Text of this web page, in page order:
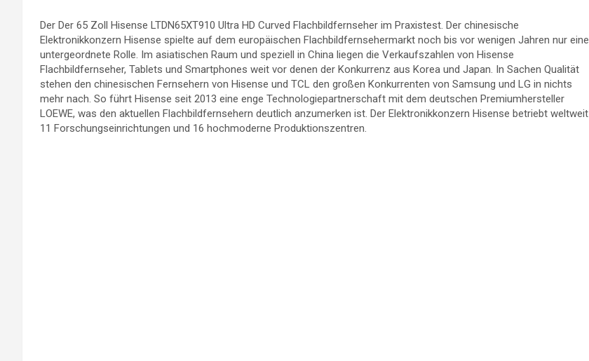
Der Der 65 Zoll Hisense LTDN65XT910 Ultra HD Curved Flachbildfernseher im Praxistest. Der chinesische
Elektronikkonzern Hisense spielte auf dem europäischen Flachbildfernsehermarkt noch bis vor wenigen Jahren nur eine
untergeordnete Rolle. Im asiatischen Raum und speziell in China liegen die Verkaufszahlen von Hisense
Flachbildfernseher, Tablets und Smartphones weit vor denen der Konkurrenz aus Korea und Japan. In Sachen Qualität
stehen den chinesischen Fernsehern von Hisense und TCL den großen Konkurrenten von Samsung und LG in nichts
mehr nach. So führt Hisense seit 2013 eine enge Technologiepartnerschaft mit dem deutschen Premiumhersteller
LOEWE, was den aktuellen Flachbildfernsehern deutlich anzumerken ist. Der Elektronikkonzern Hisense betriebt weltweit
11 Forschungseinrichtungen und 16 hochmoderne Produktionszentren.